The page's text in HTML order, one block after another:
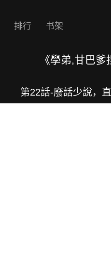
排行 书架
《學弟,甘巴爹
第22話-廢話少說，